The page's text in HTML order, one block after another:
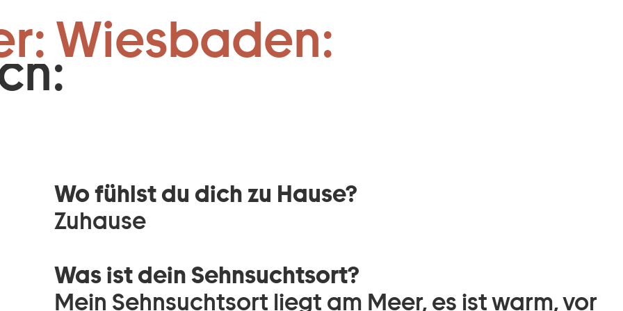
Zum Footer springen
Wiesbaden:
Wo fühlst du dich zu Hause?
Zuhause
Was ist dein Sehnsuchtsort?
Mein Sehnsuchtsort liegt am Meer, es ist warm, vor